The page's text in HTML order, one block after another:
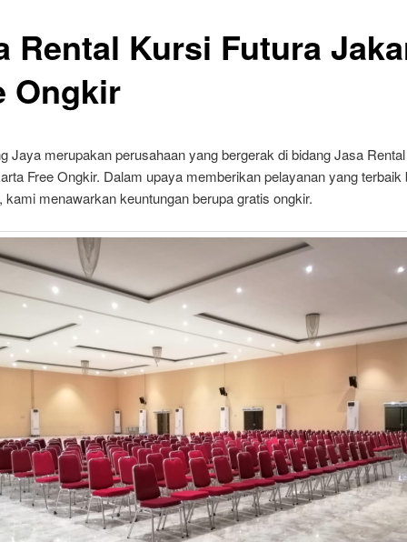
Rental Kursi Futura
Ongkir
Jaya merupakan perusahaan yang bergerak di bidang Jasa
Free Ongkir. Dalam upaya memberikan pelayanan yang terbaik
kami menawarkan keuntungan berupa gratis ongkir.